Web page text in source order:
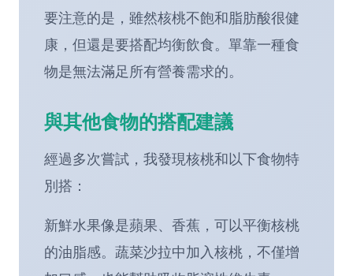
要注意的是，雖然核桃不飽和脂肪酸很健
康，但還是要搭配均衡飲食。單靠一種食
物是無法滿足所有營養需求的。
與其他食物的搭配建議
經過多次嘗試，我發現核桃和以下食物特
別搭：
新鮮水果像是蘋果、香蕉，可以平衡核桃
的油脂感。蔬菜沙拉中加入核桃，不僅增